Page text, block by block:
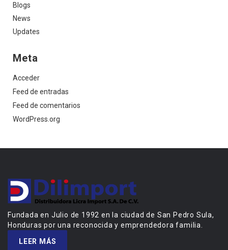
Blogs
News
Updates
Meta
Acceder
Feed de entradas
Feed de comentarios
WordPress.org
Fundada en Julio de 1992 en la ciudad de San Pedro Sula,
Honduras por una reconocida y emprendedora familia.
LEER MÁS